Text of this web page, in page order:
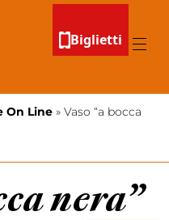
Biglietti
Menu
On Line » Vaso “a bocca
nera”